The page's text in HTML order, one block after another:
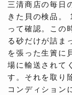
三清商店の毎日
きた貝の検品。
って確認。この
る砂だけが詰ま
を張った生簀に
場に輸送されて
す。それを取り
コンディション